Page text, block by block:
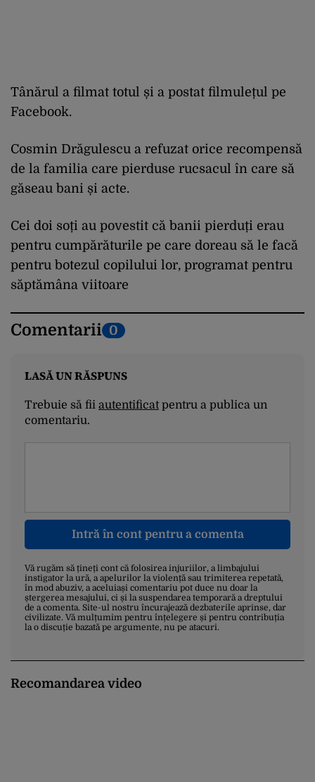
Tânărul a filmat totul și a postat filmulețul pe
Facebook.
Cosmin Drăgulescu a refuzat orice recompensă
de la familia care pierduse rucsacul în care să
găseau bani și acte.
Cei doi soți au povestit că banii pierduți erau
pentru cumpărăturile pe care doreau să le facă
pentru botezul copilului lor, programat pentru
săptămâna viitoare
Comentarii 0
LASĂ UN RĂSPUNS
Trebuie să fii autentificatpentru a publica un
comentariu.
Intră în cont pentru a comenta
Vă rugăm să țineți cont că folosirea injuriilor, a limbajului
instigator la ură, a apelurilor la violență sau trimiterea repetată,
în mod abuziv, a aceluiași comentariu pot duce nu doar la
ștergerea mesajului, ci și la suspendarea temporară a dreptului
de a comenta. Site-ul nostru încurajează dezbaterile aprinse, dar
civilizate. Vă mulțumim pentru înțelegere și pentru contribuția
la o discuție bazată pe argumente, nu pe atacuri.
Recomandarea video